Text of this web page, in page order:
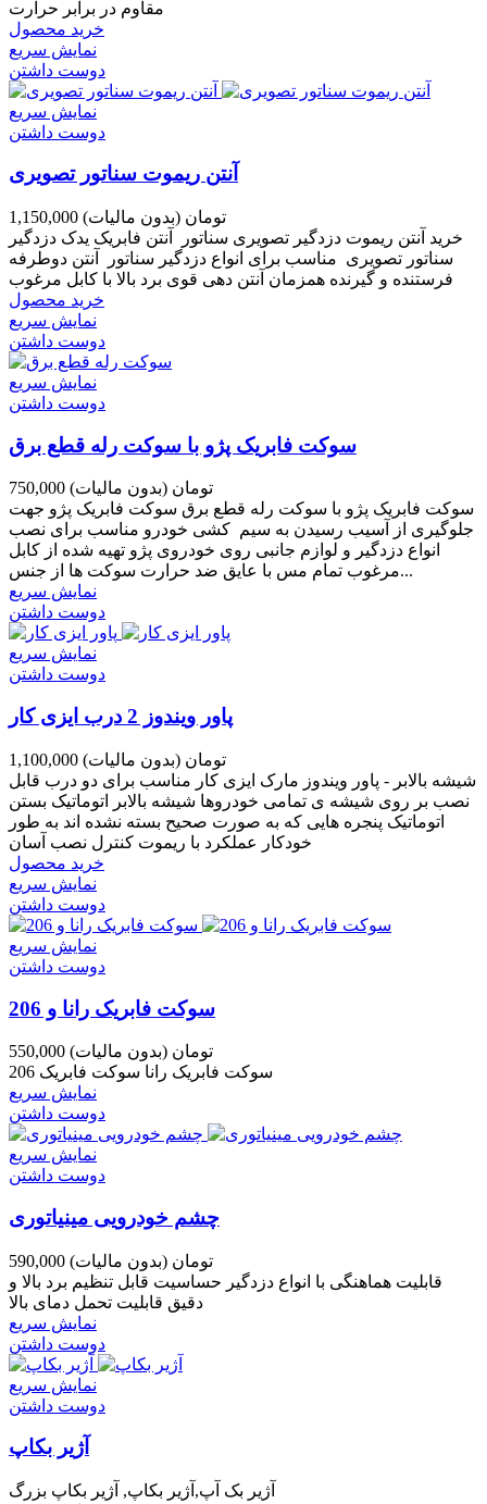
مقاوم در برابر حرارت
خرید محصول
نمایش سریع
دوست داشتن
نمایش سریع
دوست داشتن
آنتن ریموت سناتور تصویری
1,150,000 تومان (بدون مالیات)
خرید آنتن ریموت دزدگیر تصویری سناتور آنتن فابریک یدک دزدگیر
سناتور تصویری مناسب برای انواع دزدگیر سناتور آنتن دوطرفه
فرستنده و گیرنده همزمان آنتن دهی قوی برد بالا با کابل مرغوب
خرید محصول
نمایش سریع
دوست داشتن
نمایش سریع
دوست داشتن
سوکت فابریک پژو با سوکت رله قطع برق
750,000 تومان (بدون مالیات)
سوکت فابریک پژو با سوکت رله قطع برق سوکت فابریک پژو جهت
جلوگیری از آسیب رسیدن به سیم کشی خودرو مناسب برای نصب
انواع دزدگیر و لوازم جانبی روی خودروی پژو تهیه شده از کابل
مرغوب تمام مس با عایق ضد حرارت سوکت ها از جنس...
نمایش سریع
دوست داشتن
نمایش سریع
دوست داشتن
پاور ویندوز 2 درب ایزی کار
1,100,000 تومان (بدون مالیات)
شیشه بالابر - پاور ویندوز مارک ایزی کار مناسب برای دو درب قابل
نصب بر روی شیشه ی تمامی خودروها شیشه بالابر اتوماتیک بستن
اتوماتیک پنجره هایی که به صورت صحیح بسته نشده اند به طور
خودکار عملکرد با ریموت کنترل نصب آسان
خرید محصول
نمایش سریع
دوست داشتن
نمایش سریع
دوست داشتن
سوکت فابریک رانا و 206
550,000 تومان (بدون مالیات)
سوکت فابریک رانا سوکت فابریک 206
نمایش سریع
دوست داشتن
نمایش سریع
دوست داشتن
چشم خودرویی مینیاتوری
590,000 تومان (بدون مالیات)
قابلیت هماهنگی با انواع دزدگیر حساسیت قابل تنظیم برد بالا و
نمایش سریع
دوست داشتن
نمایش سریع
دوست داشتن
آژیر بکاپ
آژیر بک آپ,آژیر بکاپ, آژیر بکاپ بزرگ